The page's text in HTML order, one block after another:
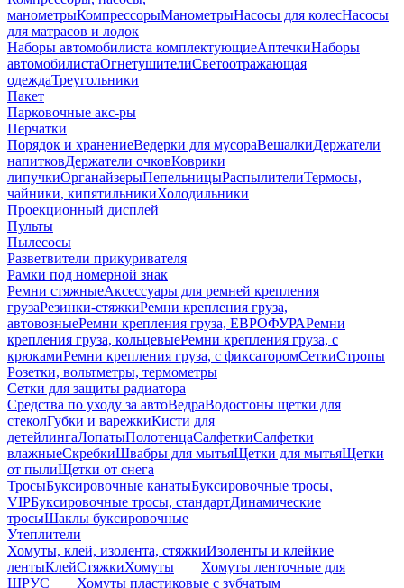
манометрыКомпрессорыМанометрыНасосы для колесНасосы
для матрасов и лодок
Наборы автомобилиста комплектующиеАптечкиНаборы
автомобилистаОгнетушителиСветоотражающая
одеждаТреугольники
Пакет
Парковочные акс-ры
Перчатки
Порядок и хранениеВедерки для мусораВешалкиДержатели
напитковДержатели очковКоврики
липучкиОрганайзерыПепельницыРаспылителиТермосы,
чайники, кипятильникиХолодильники
Проекционный дисплей
Пульты
Пылесосы
Разветвители прикуривателя
Рамки под номерной знак
Ремни стяжныеАксессуары для ремней крепления
грузаРезинки-стяжкиРемни крепления груза,
автовозныеРемни крепления груза, ЕВРОФУРАРемни
крепления груза, кольцевыеРемни крепления груза, с
крюкамиРемни крепления груза, с фиксаторомСеткиСтропы
Розетки, вольтметры, термометры
Сетки для защиты радиатора
Средства по уходу за автоВедраВодосгоны щетки для
стеколГубки и варежкиКисти для
детейлингаЛопатыПолотенцаСалфеткиСалфетки
влажныеСкребкиШвабры для мытьяЩетки для мытьяЩетки
от пылиЩетки от снега
ТросыБуксировочные канатыБуксировочные тросы,
VIPБуксировочные тросы, стандартДинамические
тросыШаклы буксировочные
Утеплители
Хомуты, клей, изолента, стяжкиИзоленты и клейкие
лентыКлейСтяжкиХомуты
Хомуты ленточные для
ШРУС
Хомуты пластиковые с зубчатым